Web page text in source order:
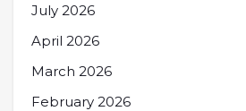
July 2026
April 2026
March 2026
February 2026